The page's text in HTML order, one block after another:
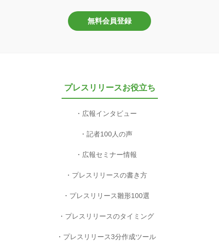
無料会員登録
プレスリリースお役立ち
広報インタビュー
記者100人の声
広報セミナー情報
プレスリリースの書き方
プレスリリース雛形100選
プレスリリースのタイミング
プレスリリース3分作成ツール